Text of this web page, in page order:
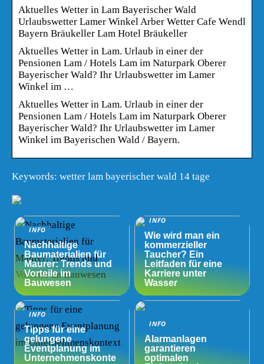
Aktuelles Wetter in Lam Bayerischer Wald
Urlaubswetter Lamer Winkel Arber Wetter Cafe Wendl
Bayern Bräukeller Lam Hotel Bräukeller
Aktuelles Wetter in Lam. Urlaub in einer der
Pensionen Lam / Hotels Lam im Naturpark Oberer
Bayerischer Wald? Ihr Urlaubswetter im Lamer
Winkel im …
Aktuelles Wetter in Lam. Urlaub in einer der
Pensionen Lam / Hotels Lam im Naturpark Oberer
Bayerischer Wald? Ihr Urlaubswetter im Lamer
Winkel im Bayerischen Wald / Bayern.
Keywords: wetter lam bayerischer wald 14 tage
INFO
Nachhaltige
Baumaterialien für
Maurer: Trends und
Vorteile im
Bauwesen
INFO
Wie wird man ein
kommerzieller
Taucher? Ein
Leitfaden für eine
Karriere unter
Wasser
INFO
Tipps für eine
gelungene
Eventplanung im
Unternehmenskonte
INFO
Alarmanlagen
garantieren
optimalen